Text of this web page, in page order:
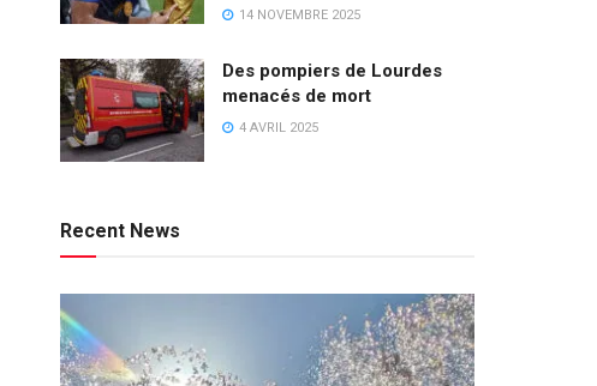
14 NOVEMBRE 2025
Des pompiers de Lourdes
menacés de mort
4 AVRIL 2025
Recent News